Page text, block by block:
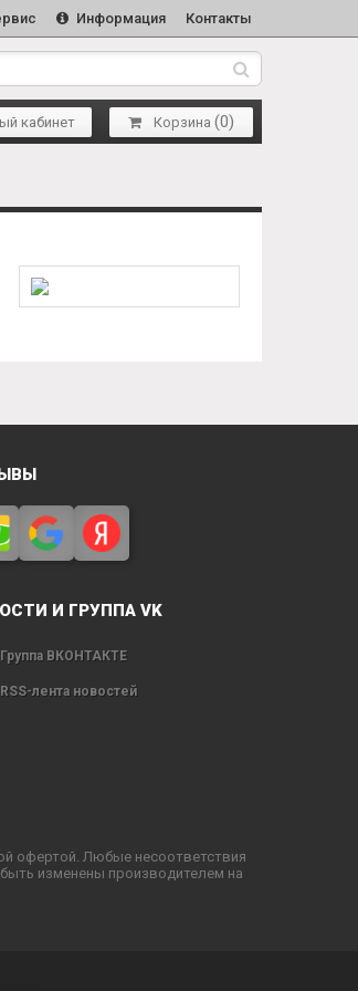
Информация Контакты
кабинет Корзина (0)
И ГРУППА VK
Группа ВКОНТАКТЕ
RSS-лента новостей
офертой. Любые несоответствия
изменены производителем на